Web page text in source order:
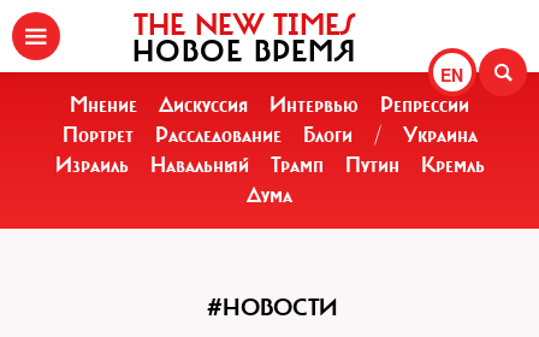
EN
THE NEW TIMES
НОВОЕ ВРЕМЯ
Мнение Дискуссия Интервью
Репрессии
Портрет
Расследование Блоги /
Украина
Израиль
Навальный Трамп Путин
Кремль
Дума
#НОВОСТИ